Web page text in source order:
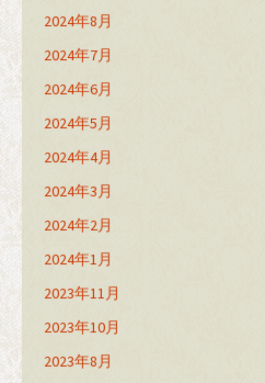
2024年8月
2024年7月
2024年6月
2024年5月
2024年4月
2024年3月
2024年2月
2024年1月
2023年11月
2023年10月
2023年8月